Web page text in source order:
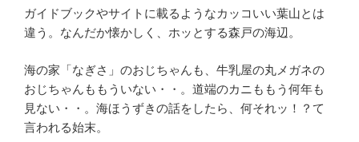
ガイドブックやサイトに載るようなカッコいい葉山とは
違う。なんだか懐かしく、ホッとする森戸の海辺。
海の家「なぎさ」のおじちゃんも、牛乳屋の丸メガネの
おじちゃんももういない・・。道端のカニももう何年も
見ない・・。海ほうずきの話をしたら、何それッ！？て
言われる始末。